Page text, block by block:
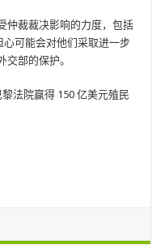
仲裁裁决影响的力度，包括
可能会对他们采取进一步
部的保护。
法院赢得 150 亿美元殖民